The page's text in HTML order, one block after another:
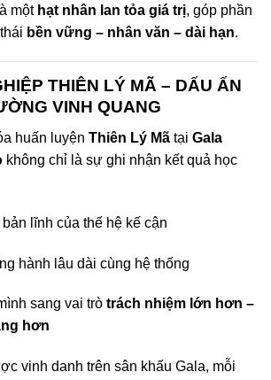
một hạt nhân lan tỏa giá trị, góp phần
bền vững – nhân văn – dài hạn.
THIÊN LÝ MÃ – DẤU ẤN
VINH QUANG
huấn luyện Thiên Lý Mã tại Gala
không chỉ là sự ghi nhận kết quả học
lĩnh của thế hệ kế cận
hành lâu dài cùng hệ thống
sang vai trò trách nhiệm lớn hơn –
hơn
vinh danh trên sân khấu Gala, mỗi